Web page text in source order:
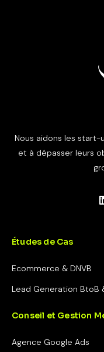
Nous aidons les start-
et à dépasser leurs
Études de Cas
Ecommerce & DNVB
Lead Generation BtoB
Conseil et Gestion
Agence Google Ads